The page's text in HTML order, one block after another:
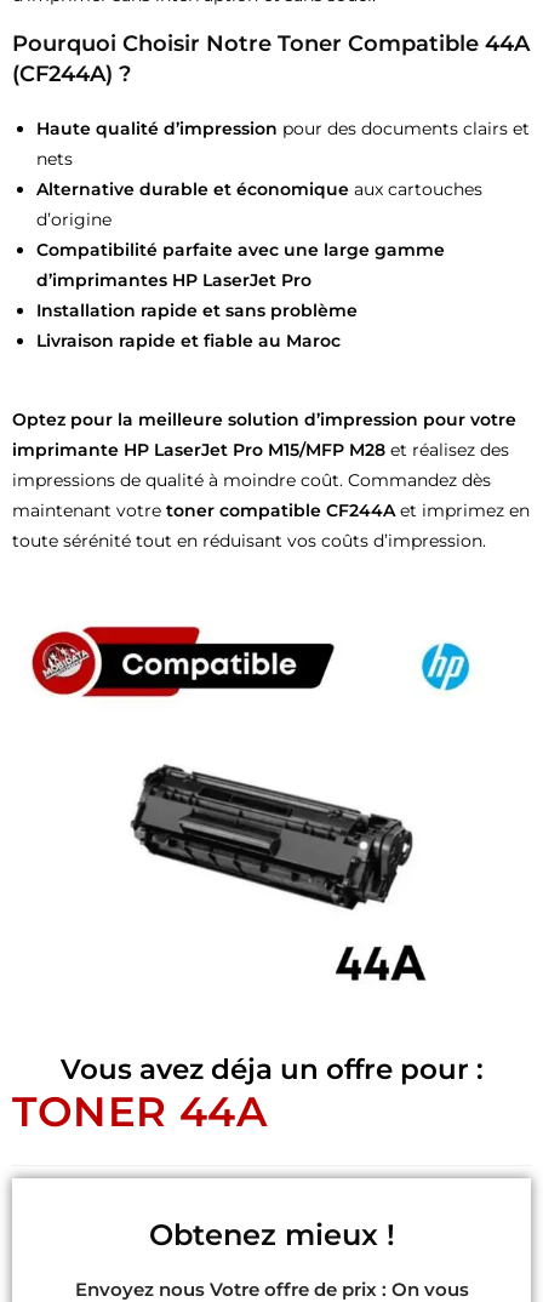
Pourquoi Choisir Notre Toner Compatible 44A
(CF244A) ?
Haute qualité d’impression pour des documents clairs et
nets
Alternative durable et économique aux cartouches
d’origine
Compatibilité parfaite avec une large gamme
d’imprimantes HP LaserJet Pro
Installation rapide et sans problème
Livraison rapide et fiable au Maroc
Optez pour la meilleure solution d’impression pour votre
imprimante HP LaserJet Pro M15/MFP M28 et réalisez des
impressions de qualité à moindre coût. Commandez dès
maintenant votre toner compatible CF244Aet imprimez en
toute sérénité tout en réduisant vos coûts d’impression.
Vous avez déja un offre pour :
TONER 44A
Obtenez mieux !
Envoyez nous Votre offre de prix : On vous